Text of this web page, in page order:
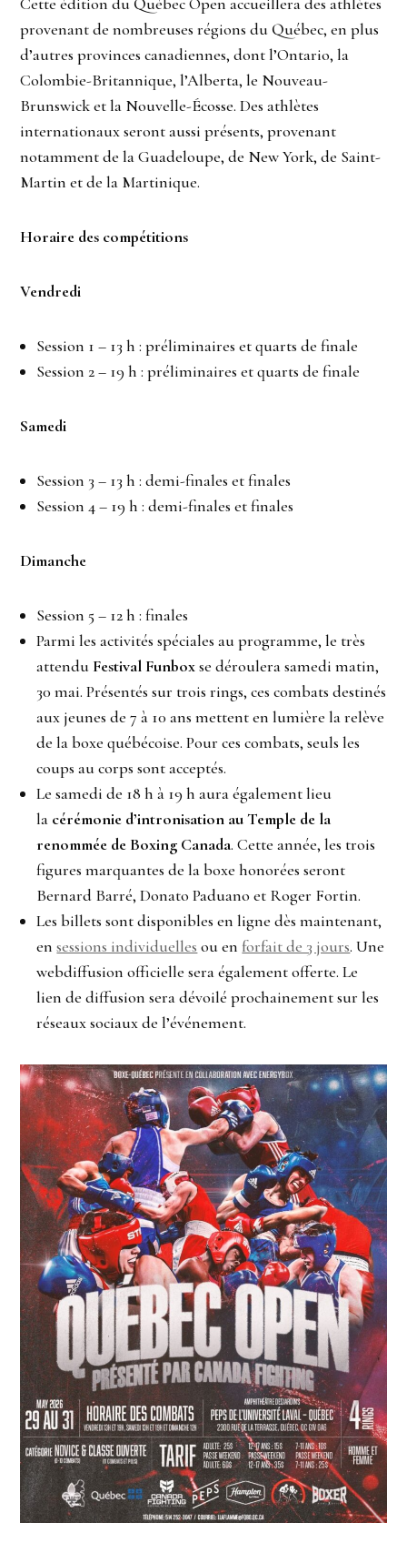
provenant de nombreuses régions du Québec, en plus
d’autres provinces canadiennes, dont l’Ontario, la
Colombie-Britannique, l’Alberta, le Nouveau-
Brunswick et la Nouvelle-Écosse. Des athlètes
internationaux seront aussi présents, provenant
notamment de la Guadeloupe, de New York, de Saint-
Martin et de la Martinique.
Horaire des compétitions
Vendredi
Session 1 – 13 h : préliminaires et quarts de finale
Session 2 – 19 h : préliminaires et quarts de finale
Samedi
Session 3 – 13 h : demi-finales et finales
Session 4 – 19 h : demi-finales et finales
Dimanche
Session 5 – 12 h : finales
Parmi les activités spéciales au programme, le très
attendu Festival Funboxse déroulera samedi matin,
30 mai. Présentés sur trois rings, ces combats destinés
aux jeunes de 7 à 10 ans mettent en lumière la relève
de la boxe québécoise. Pour ces combats, seuls les
coups au corps sont acceptés.
Le samedi de 18 h à 19 h aura également lieu
la cérémonie d’intronisation au Temple de la
renommée de Boxing Canada. Cette année, les trois
figures marquantes de la boxe honorées seront
Bernard Barré, Donato Paduano et Roger Fortin.
Les billets sont disponibles en ligne dès maintenant,
ensessions individuelles ou enforfait de 3 jours. Une
webdiffusion officielle sera également offerte. Le
lien de diffusion sera dévoilé prochainement sur les
réseaux sociaux de l’événement.